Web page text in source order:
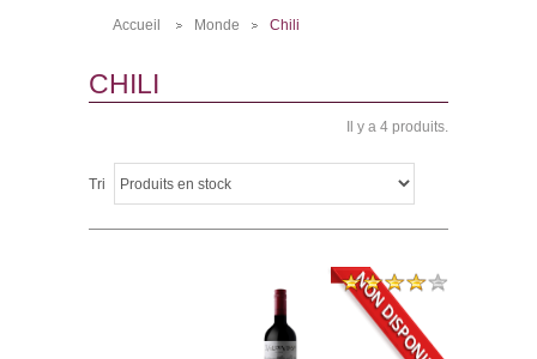
Accueil
Monde
Chili
CHILI
Il y a 4 produits.
Tri